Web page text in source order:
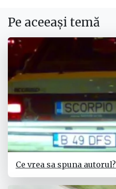
Pe aceeași temă
Ce vrea sa spuna autorul?